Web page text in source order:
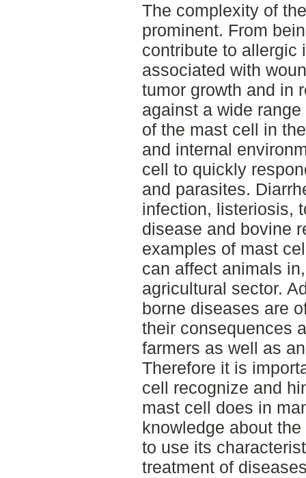
The complexity of
prominent. From
contribute to allergic
associated with
tumor growth and in
against a wide
of the mast cell in
and internal
cell to quickly
and parasites.
infection, listeriosis,
disease and bovine
examples of mast
can affect animals
agricultural sector.
borne diseases are
their consequences
farmers as well as
Therefore it is
cell recognize and
mast cell does in
knowledge about
to use its
treatment of